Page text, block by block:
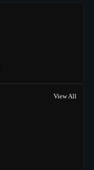
View All